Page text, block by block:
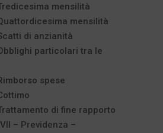
mensilità
mensilità
di anzianità
particolari tra le
spese
di fine rapporto
– Previdenza –